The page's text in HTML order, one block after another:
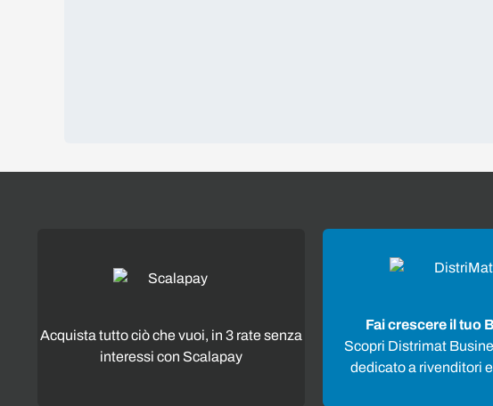
Acquista tutto ciò che vuoi, in 3 rate senza
interessi con Scalapay
Fai crescere il tuo
Scopri Distrimat
dedicato a rivenditori